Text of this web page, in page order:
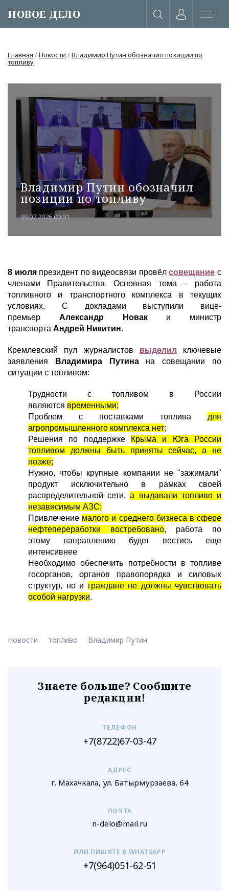
НОВОЕ ДЕЛО
или через соц. сети
Главная /Новости /Владимир Путин обозначил позиции по
топливу
Владимир Путин обозначил
позиции по топливу
09.07.2026 00:01
8 июляпрезидент по видеосвязи провёлсовещание с
членами Правительства. Основная тема – работа
топливного и транспортного комплекса в текущих
условиях. С докладами выступили вице-
премьер Александр Новаки министр
транспорта Андрей Никитин.
Кремлевский пул журналистов выделил ключевые
заявления
Владимира Путинана совещании по
ситуации с топливом:
Трудности с топливом в России
являются временными;
Проблем с поставками топлива для
агропромышленного комплекса нет;
Решения по поддержке
Крыма и Юга России
топливом должны быть приняты сейчас, а не
позже;
Нужно, чтобы крупные компании не "зажимали"
продукт исключительно в рамках своей
распределительной сети,а выдавали топливо и
независимым АЗС;
Привлечение малого и среднего бизнеса в сфере
нефтепереработки востребовано, работа по
этому направлению будет вестись еще
интенсивнее
Необходимо обеспечить потребности в топливе
госорганов, органов правопорядка и силовых
структур, но и граждане не должны чувствовать
особой нагрузки.
Новости топливо Владимир Путин
Знаете больше? Сообщите
редакции!
ТЕЛЕФОН
+7(8722)67-03-47
АДРЕС
г. Махачкала, ул. Батырмурзаева, 64
ПОЧТА
n-delo@mail.ru
ИЛИ ПИШИТЕ В WHATSAPP
+7(964)051-62-51